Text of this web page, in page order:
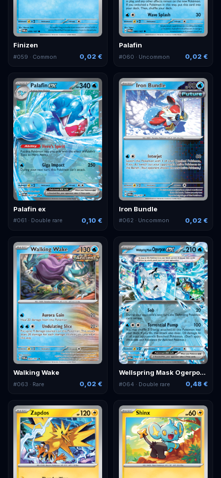
Finizen
#059 · Common 0,02 €
Palafin
#060 · Uncommon 0,02 €
Palafin ex
#061 · Double rare 0,10 €
Iron Bundle
#062 · Uncommon 0,02 €
Walking Wake
#063 · Rare 0,02 €
Wellspring Mask Ogerpon ex
#064 · Double rare 0,48 €